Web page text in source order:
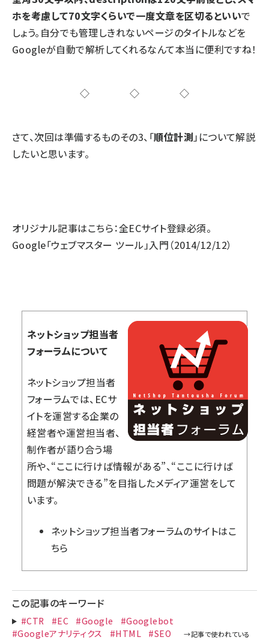
ホを考慮して70文字くらいで一度文章を区切るといいで
しょう。自分でも管理しきれないページのタイトルなどを
Googleが自動で解析してくれるなんて本当に便利ですね！
◇◇◇
さて、次回は準備するものその3、「順位計測 」について解説
したいと思います。
オリジナル記事はこちら：全ECサイト登録必須。
Google「ウェブマスター ツール」入門 （2014/12/12）
ネットショップ担当者
フォーラムについて
ネットショップ担当者
フォーラムでは、ECサ
イトを運営する企業の
経営者や運営担当者、
制作者が語り合う場
所や、“ここに行けば情報がある”、“ここに行けば
問題が解決できる”を目指したメディア運営をして
います。
ネットショップ担当者フォーラムのサイトはこ
ちら
この記事のキーワード
#CTR #EC #Google
#Googlebot
#Googleアナリティクス
#HTML #SEO